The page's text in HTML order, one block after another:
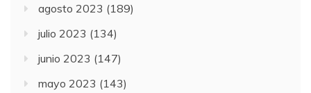
agosto 2023 (189)
julio 2023 (134)
junio 2023 (147)
mayo 2023 (143)